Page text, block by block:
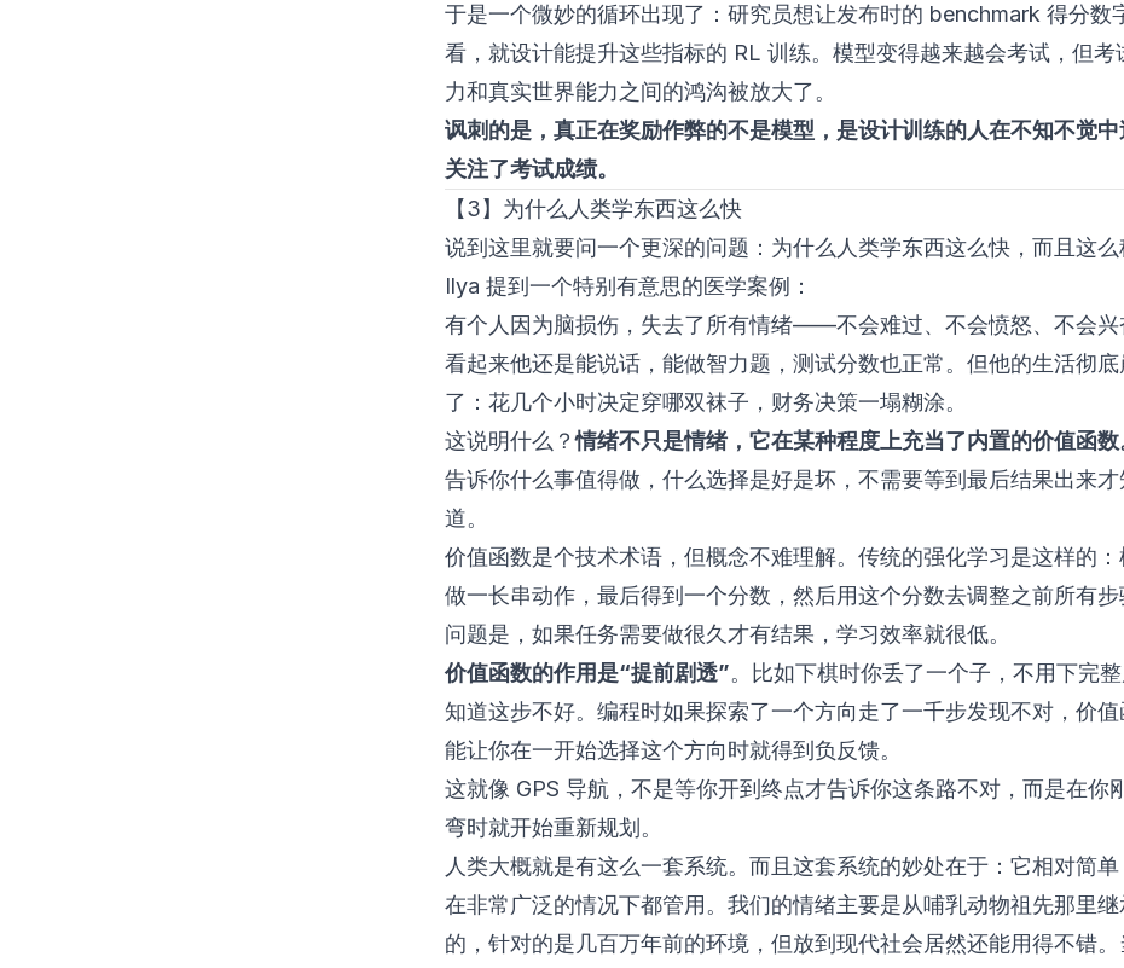
于是一个微妙的循环出现了：研究员想让发布时的 benchmark 得分数
看，就设计能提升这些指标的 RL 训练。模型变得越来越会考试，但考
力和真实世界能力之间的鸿沟被放大了。
讽刺的是，真正在奖励作弊的不是模型，是设计训练的人在不知不觉
关注了考试成绩。
【3】为什么人类学东西这么快
说到这里就要问一个更深的问题：为什么人类学东西这么快，而且这么
Ilya 提到一个特别有意思的医学案例：
有个人因为脑损伤，失去了所有情绪——不会难过、不会愤怒、不会兴
看起来他还是能说话，能做智力题，测试分数也正常。但他的生活彻
了：花几个小时决定穿哪双袜子，财务决策一塌糊涂。
这说明什么？情绪不只是情绪，它在某种程度上充当了内置的价值函数
告诉你什么事值得做，什么选择是好是坏，不需要等到最后结果出来才
道。
价值函数是个技术术语，但概念不难理解。传统的强化学习是这样的：
做一长串动作，最后得到一个分数，然后用这个分数去调整之前所有步
问题是，如果任务需要做很久才有结果，学习效率就很低。
价值函数的作用是“提前剧透”。比如下棋时你丢了一个子，不用下完
知道这步不好。编程时如果探索了一个方向走了一千步发现不对，价值
能让你在一开始选择这个方向时就得到负反馈。
这就像 GPS 导航，不是等你开到终点才告诉你这条路不对，而是在你
弯时就开始重新规划。
人类大概就是有这么一套系统。而且这套系统的妙处在于：它相对简单
在非常广泛的情况下都管用。我们的情绪主要是从哺乳动物祖先那里
的，针对的是几百万年前的环境，但放到现代社会居然还能用得不错。